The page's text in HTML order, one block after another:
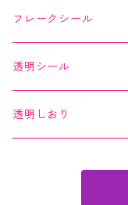
Okashi na Kaishi
ちぎり絵カード
フレークシール
透明シール
透明しおり